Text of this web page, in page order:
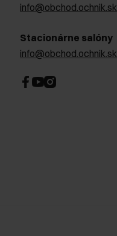
info@obchod.ochnik.sk
Stacionárne salóny
info@obchod.ochnik.sk